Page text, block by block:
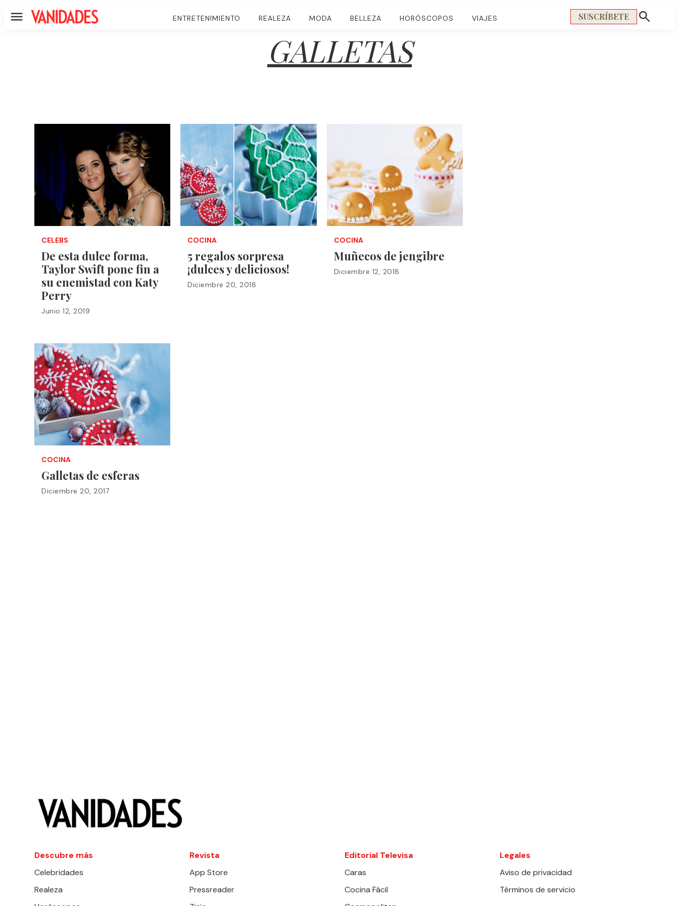
Menú ENTRETENIMIENTO REALEZA MODA BELLEZA HORÓSCOPOS VIAJES SUSCRÍBETE
Mostrar
GALLETAS
CELEBS
De esta dulce forma,
Taylor Swift pone fin a
su enemistad con Katy
Perry
Junio 12, 2019
COCINA
5 regalos sorpresa
¡dulces y deliciosos!
Diciembre 20, 2018
COCINA
Muñecos de jengibre
Diciembre 12, 2018
COCINA
Galletas de esferas
Diciembre 20, 2017
Descubre más
Celebridades
Realeza
Revista
App Store
Pressreader
Editorial Televisa
Caras
Cocina Fácil
Legales
Aviso de privacidad
Términos de servicio